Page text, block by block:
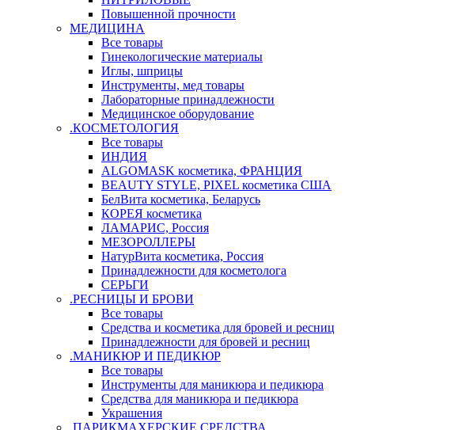
Повышенной прочности
МЕДИЦИНА
Все товары
Гинекологические материалы
Иглы, шприцы
Инструменты, мед товары
Лабораторные принадлежности
Медицинское оборудование
.КОСМЕТОЛОГИЯ
Все товары
ИНДИЯ
ALGOMASK косметика, ФРАНЦИЯ
BEAUTY STYLE, PIXEL косметика США
БелВита косметика, Беларусь
КОРЕЯ косметика
ЛАМАРИС, Россия
МЕЗОРОЛЛЕРЫ
НатурВита косметика, Россия
Принадлежности для косметолога
СЕРЬГИ
.РЕСНИЦЫ И БРОВИ
Все товары
Средства и косметика для бровей и ресниц
Принадлежности для бровей и ресниц
.МАНИКЮР И ПЕДИКЮР
Все товары
Инструменты для маникюра и педикюра
Средства для маникюра и педикюра
Украшения
.ПАРИКМАХЕРСКИЕ СРЕДСТВА